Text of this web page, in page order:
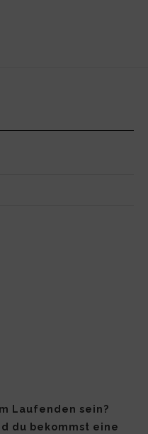
Laufenden sein?
du bekommst eine